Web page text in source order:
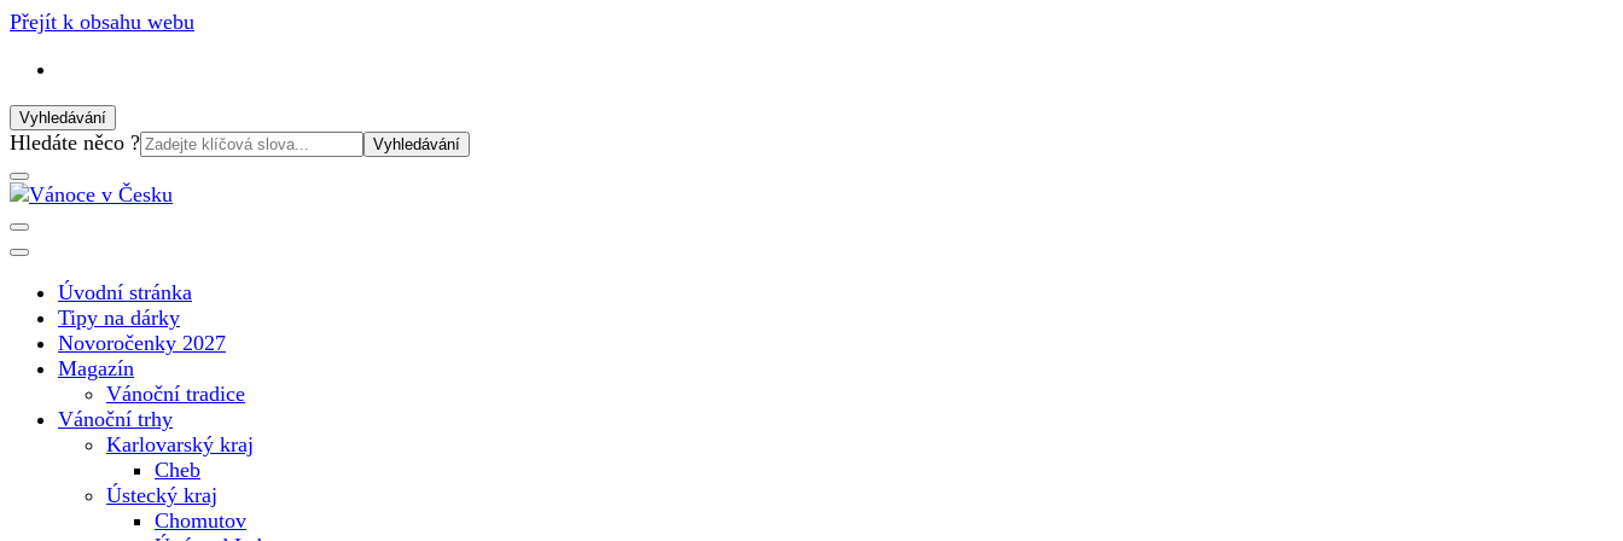
Přejít k obsahu webu
Vyhledávání
Vyhledat:
Hledáte něco ?
Vánoce v Česku
Úvodní stránka
Tipy na dárky
Novoročenky 2027
Magazín
Vánoční tradice
Vánoční trhy
Karlovarský kraj
Cheb
Ústecký kraj
Chomutov